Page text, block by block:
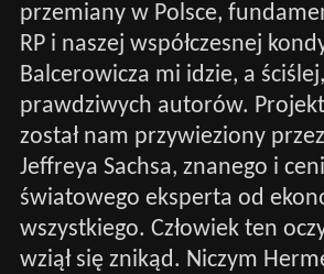
przemiany w Polsce,
RP i naszej współczesnej
Balcerowicza mi idzie, a
prawdziwych autorów.
został nam przywieziony
Jeffreya Sachsa, znanego i
światowego eksperta od
wszystkiego. Człowiek ten
wziął się znikąd. Niczym